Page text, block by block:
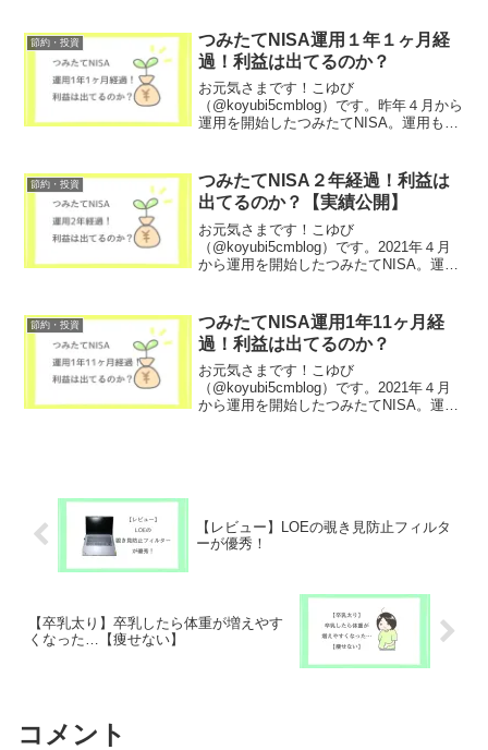
入減Wパンチを食らって一層貯蓄に励ん
でいます貯蓄法で有名な...
節約・投資
つみたてNISA運用１年１ヶ月経
過！利益は出てるのか？
お元気さまです！こゆび
（@koyubi5cmblog）です。昨年４月から
運用を開始したつみたてNISA。運用も２
確認していきます！こゆびお金の勉強は
リベ大Youtube...
節約・投資
つみたてNISA２年経過！利益は
出てるのか？【実績公開】
お元気さまです！こゆび
（@koyubi5cmblog）です。2021年４月
から運用を開始したつみたてNISA。運用
きます！こゆびお金の勉強はリベ大
Youtubeでしてい...
節約・投資
つみたてNISA運用1年11ヶ月経
過！利益は出てるのか？
お元気さまです！こゆび
（@koyubi5cmblog）です。2021年４月
から運用を開始したつみたてNISA。運用
【レビュー】LOEの覗き見防止フィルタ
ーが優秀！
【卒乳太り】卒乳したら体重が増えやす
くなった…【痩せない】
コメント